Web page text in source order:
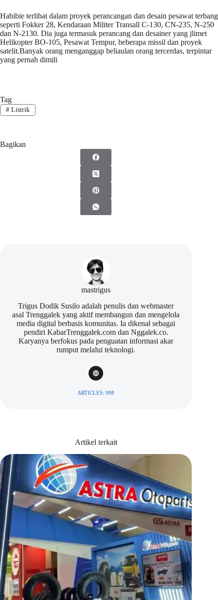
Habibie terlibat dalam proyek perancangan dan desain pesawat terbang
seperti Fokker 28, Kendaraan Militer Transall C-130, CN-235, N-250
dan N-2130. Dia juga termasuk perancang dan desainer yang jlimet
Helikopter BO-105, Pesawat Tempur, beberapa missil dan proyek
satelit.Banyak orang menganggap beliaulan orang tercerdas, terpintar
yang pernah dimili
Tag
#Listrik
Bagikan
mastrigus
Trigus Dodik Susilo adalah penulis dan webmaster
asal Trenggalek yang aktif membangun dan mengelola
media digital berbasis komunitas. Ia dikenal sebagai
pendiri KabarTrenggalek.com dan Nggalek.co.
Karyanya berfokus pada penguatan informasi akar
rumput melalui teknologi.
ARTICLES: 998
Artikel terkait